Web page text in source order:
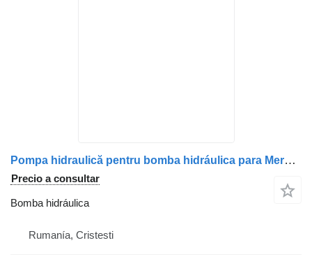
Pompa hidraulică pentru bomba hidráulica para Mercedes-Benz SC084L SCP012-108-11 camión
Precio a consultar
Bomba hidráulica
Rumanía, Cristesti